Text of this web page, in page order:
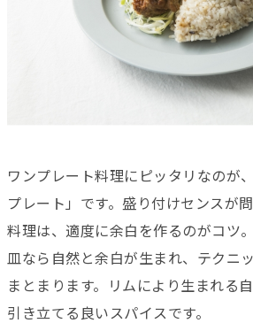
ワンプレート料理にピッタリなのが
プレート」です。盛り付けセンスが
料理は、適度に余白を作るのがコツ
皿なら自然と余白が生まれ、テクニ
まとまります。リムにより生まれる
引き立てる良いスパイスです。